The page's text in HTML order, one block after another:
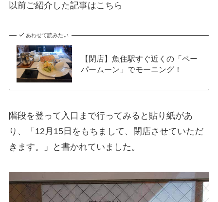
以前ご紹介した記事はこちら
あわせて読みたい
【閉店】魚住駅すぐ近くの「ペー
パームーン」でモーニング！
階段を登って入口まで行ってみると貼り紙があ
り、「12月15日をもちまして、閉店させていただ
きます。」と書かれていました。